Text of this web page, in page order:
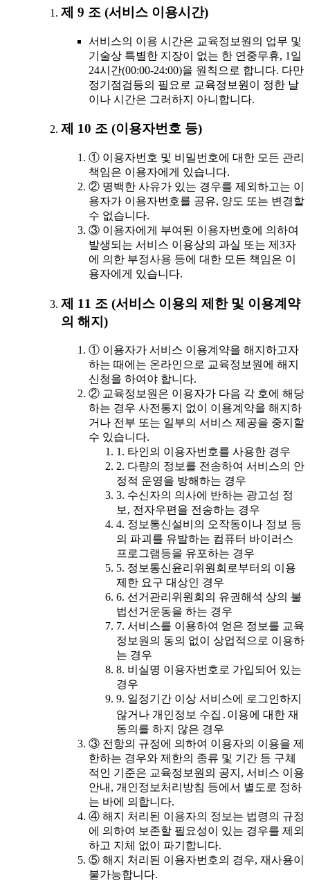
제 9 조 (서비스 이용시간)
서비스의 이용 시간은 교육정보원의 업무 및
기술상 특별한 지장이 없는 한 연중무휴, 1일
24시간(00:00-24:00)을 원칙으로 합니다. 다만
정기점검등의 필요로 교육정보원이 정한 날
이나 시간은 그러하지 아니합니다.
제 10 조 (이용자번호 등)
① 이용자번호 및 비밀번호에 대한 모든 관리
책임은 이용자에게 있습니다.
② 명백한 사유가 있는 경우를 제외하고는 이
용자가 이용자번호를 공유, 양도 또는 변경할
수 없습니다.
③ 이용자에게 부여된 이용자번호에 의하여
발생되는 서비스 이용상의 과실 또는 제3자
에 의한 부정사용 등에 대한 모든 책임은 이
용자에게 있습니다.
제 11 조 (서비스 이용의 제한 및 이용계약
의 해지)
① 이용자가 서비스 이용계약을 해지하고자
하는 때에는 온라인으로 교육정보원에 해지
신청을 하여야 합니다.
② 교육정보원은 이용자가 다음 각 호에 해당
하는 경우 사전통지 없이 이용계약을 해지하
거나 전부 또는 일부의 서비스 제공을 중지할
수 있습니다.
1. 타인의 이용자번호를 사용한 경우
2. 다량의 정보를 전송하여 서비스의 안
정적 운영을 방해하는 경우
3. 수신자의 의사에 반하는 광고성 정
보, 전자우편을 전송하는 경우
4. 정보통신설비의 오작동이나 정보 등
의 파괴를 유발하는 컴퓨터 바이러스
프로그램등을 유포하는 경우
5. 정보통신윤리위원회로부터의 이용
제한 요구 대상인 경우
6. 선거관리위원회의 유권해석 상의 불
법선거운동을 하는 경우
7. 서비스를 이용하여 얻은 정보를 교육
정보원의 동의 없이 상업적으로 이용하
는 경우
8. 비실명 이용자번호로 가입되어 있는
경우
9. 일정기간 이상 서비스에 로그인하지
않거나 개인정보 수집․이용에 대한 재
동의를 하지 않은 경우
③ 전항의 규정에 의하여 이용자의 이용을 제
한하는 경우와 제한의 종류 및 기간 등 구체
적인 기준은 교육정보원의 공지, 서비스 이용
안내, 개인정보처리방침 등에서 별도로 정하
는 바에 의합니다.
④ 해지 처리된 이용자의 정보는 법령의 규정
에 의하여 보존할 필요성이 있는 경우를 제외
하고 지체 없이 파기합니다.
⑤ 해지 처리된 이용자번호의 경우, 재사용이
불가능합니다.